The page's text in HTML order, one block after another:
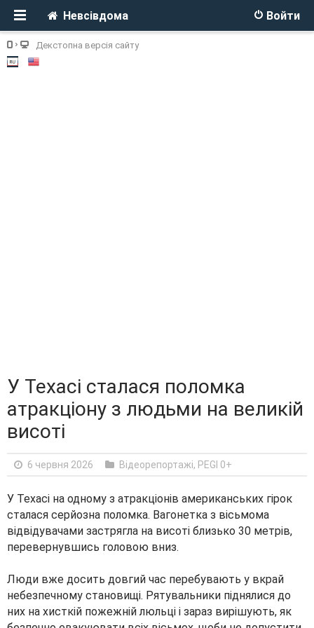
Войти
Невсівдома
Декстопна версія сайту
У Техасі сталася поломка
атракціону з людьми на великій
висоті
6 червня 2026 Відеорепортажі, PEGI 0+
У Техасі на одному з атракціонів американських гірок
сталася серйозна поломка. Вагонетка з вісьмома
відвідувачами застрягла на висоті близько 30 метрів,
перевернувшись головою вниз.
Люди вже досить довгий час перебувають у вкрай
небезпечному становищі. Рятувальники піднялися до
них на хисткій пожежній люльці і зараз вирішують, як